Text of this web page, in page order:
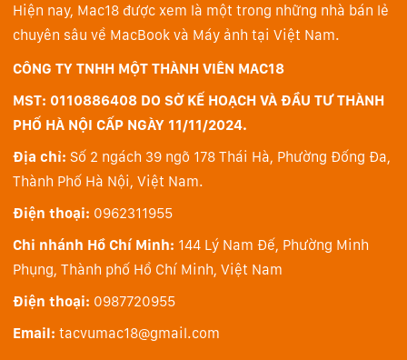
Về độ phân giải, ThinkPad X1 Extreme Gen 4 sẽ có hai
không), đi kèm khả năng hỗ trợ lên tới 10-bit màu (chỉ
phiên bản 4K có) cùng độ phủ màu cao (100% sRGB,
100% DCI-P3). Tất cả những thông số trên sẽ biến sản
phẩm trở thành trợ thủ đắc lực cho người dùng làm
sáng tạo, với khả năng đảm đương rất tốt các tác vụ
màu video, thiết kế 2D, v.v).
Phía trên màn hình máy tất nhiên sẽ hỗ trợ webcam,
mật và ngăn chặn bụi bặm tốt. Cảm biến Windows
Hiện nay, Mac18 được xem là một trong những nhà bán lẻ
chuyên sâu về MacBook và Máy ảnh tại Việt Nam.
CÔNG TY TNHH MỘT THÀNH VIÊN MAC18
MST: 0110886408 DO SỞ KẾ HOẠCH VÀ ĐẦU TƯ THÀNH
PHỐ HÀ NỘI CẤP NGÀY 11/11/2024.
Địa chỉ: Số 2 ngách 39 ngõ 178 Thái Hà, Phường Đống Đa,
Thành Phố Hà Nội, Việt Nam.
Điện thoại: 0962311955
Chi nhánh Hồ Chí Minh: 144 Lý Nam Đế, Phường Minh
Phụng, Thành phố Hồ Chí Minh, Việt Nam
Điện thoại: 0987720955
Email: tacvumac18@gmail.com